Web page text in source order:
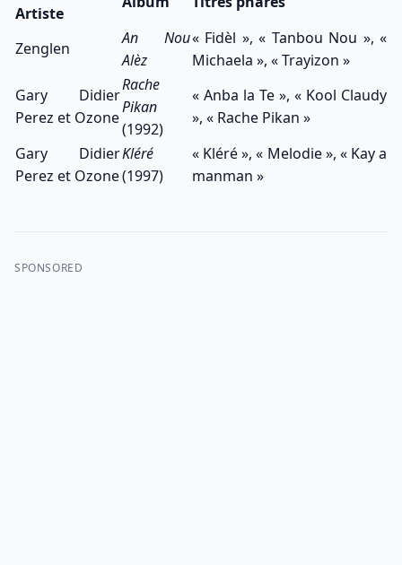
Artiste
Zenglen
An Nou
Alèz
« Fidèl », « Tanbou Nou », «
Michaela », « Trayizon »
Gary Didier
Perez et Ozone
Rache
Pikan
(1992)
« Anba la Te », « Kool Claudy
», « Rache Pikan »
Gary Didier
Perez et Ozone
Kléré
(1997)
« Kléré », « Melodie », « Kay a
manman »
SPONSORED